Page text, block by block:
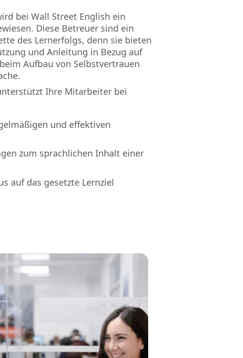
bei Wall Street English ein
Diese Betreuer sind ein
des Lernerfolgs, denn sie bieten
und Anleitung in Bezug auf
Aufbau von Selbstvertrauen
Ihre Mitarbeiter bei
und effektiven
zum sprachlichen Inhalt einer
auf das gesetzte Lernziel